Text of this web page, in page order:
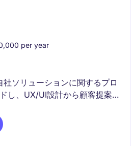
per year
ソリューションに関するプロ
し、UX/UI設計から顧客提案
、製品価値向上に向けたデザ